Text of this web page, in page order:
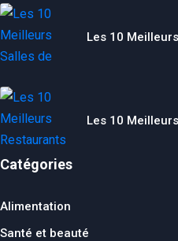
Les 10
Les 10
Catégories
Alimentation
Santé et beauté